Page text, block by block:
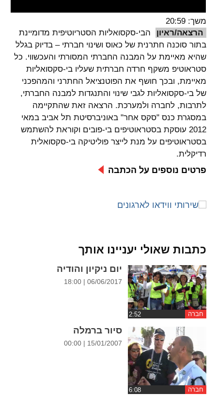
גופן קריא
ניגודיות צבעים
brightness_high
ניגודיות בהירה
brightness_low
ניגודיות כהה
קישורים
כל
משך: 20:59
הרצאה/ראיון
הבי-סקסואליות הסטריוטיפית מדומיינת
בתור סוכנה חתרנית של כאוס ושינוי חברתי – בדיוק בגלל
שהיא מאיימת על המבנה החברתי המסורתי והעכשווי. כל
סטראוטיפ משקף חרדה חברתית שעליו בי-סקסואליות
מאיימת, ובכך חושף את הפוטנציאל החתרני והמהפכני
של בי-סקסואליות לגבי שינוי והתנגדות למבנה החברתי,
לתרבות, לחברה ולמערכת. הרצאה זאת שהתקיימה
במסגרת כנס "סקס אחר" באוניברסיטת תל אביב במאי
2012 עוסקת בסטראוטיפים בי-פובים וקוראת להשתמש
בסטראוטיפים על מנת לייצר פוליטיקה בי-סקסואלית
רדיקלית.
פרטים נוספים על הכתבה
כתבות שאולי יעניינו אותך
חברה
יום ניקיון והודיה
06/06/2017 | 18:00
חברה
סיור ברמלה
15/01/2007 | 00:00